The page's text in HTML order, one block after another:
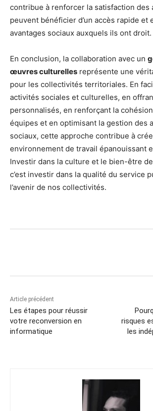
contribue à renforcer la satisfaction des
peuvent bénéficier d’un accès rapide et
avantages sociaux auxquels ils ont droit.
En conclusion, la collaboration avec un
œuvres culturelles représente une
pour les collectivités territoriales. En
activités sociales et culturelles, en
personnalisés, en renforçant la
équipes et en optimisant la gestion des
sociaux, cette approche contribue à
environnement de travail épanouissant
Investir dans la culture et le bien-être
c’est investir dans la qualité du service
l’avenir de nos collectivités.
Article précédent
Les étapes pour réussir
votre reconversion en
informatique
risques
les